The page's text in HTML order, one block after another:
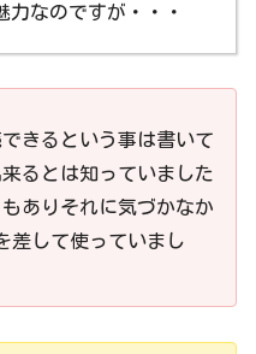
力なのですが・・・
きるという事は書いて
るとは知っていました
ありそれに気づかなか
差して使っていまし